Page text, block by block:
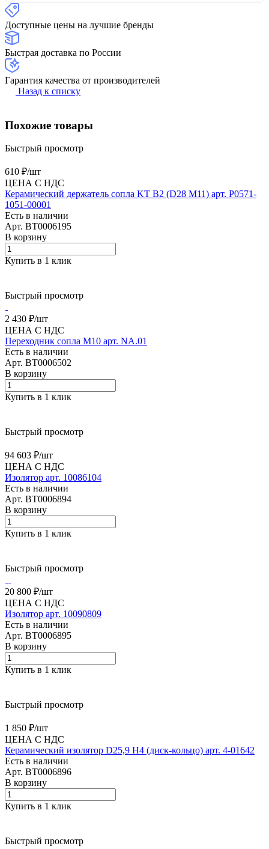
Доступные цены на лучшие бренды
Быстрая доставка по России
Гарантия качества от производителей
Назад к списку
Похожие товары
Быстрый просмотр
610 ₽/шт
ЦЕНА С НДС
Керамический держатель сопла KT B2 (D28 M11) арт. P0571-
1051-00001
Есть в наличии
Арт. BT0006195
В корзину
Купить в 1 клик
Быстрый просмотр
2 430 ₽/шт
ЦЕНА С НДС
Переходник сопла М10 арт. NA.01
Есть в наличии
Арт. BT0006502
В корзину
Купить в 1 клик
Быстрый просмотр
94 603 ₽/шт
ЦЕНА С НДС
Изолятор арт. 10086104
Есть в наличии
Арт. BT0006894
В корзину
Купить в 1 клик
Быстрый просмотр
20 800 ₽/шт
ЦЕНА С НДС
Изолятор арт. 10090809
Есть в наличии
Арт. BT0006895
В корзину
Купить в 1 клик
Быстрый просмотр
1 850 ₽/шт
ЦЕНА С НДС
Керамический изолятор D25,9 H4 (диск-кольцо) арт. 4-01642
Есть в наличии
Арт. BT0006896
В корзину
Купить в 1 клик
Быстрый просмотр